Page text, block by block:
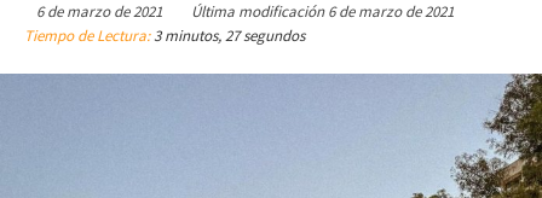
6 de marzo de 2021 Última modificación 6 de marzo de 2021
Tiempo de Lectura:3 minutos, 27 segundos